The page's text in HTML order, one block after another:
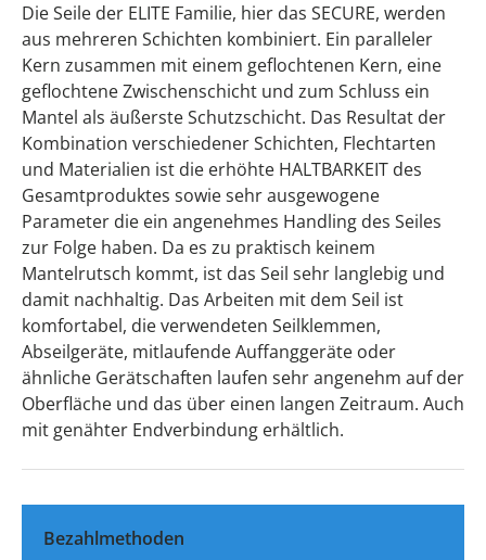
Die Seile der ELITE Familie, hier das SECURE, werden
aus mehreren Schichten kombiniert. Ein paralleler
Kern zusammen mit einem geflochtenen Kern, eine
geflochtene Zwischenschicht und zum Schluss ein
Mantel als äußerste Schutzschicht. Das Resultat der
Kombination verschiedener Schichten, Flechtarten
und Materialien ist die erhöhte HALTBARKEIT des
Gesamtproduktes sowie sehr ausgewogene
Parameter die ein angenehmes Handling des Seiles
zur Folge haben. Da es zu praktisch keinem
Mantelrutsch kommt, ist das Seil sehr langlebig und
damit nachhaltig. Das Arbeiten mit dem Seil ist
komfortabel, die verwendeten Seilklemmen,
Abseilgeräte, mitlaufende Auffanggeräte oder
ähnliche Gerätschaften laufen sehr angenehm auf der
Oberfläche und das über einen langen Zeitraum. Auch
mit genähter Endverbindung erhältlich.
Bezahlmethoden